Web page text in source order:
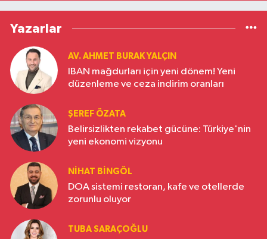
Yazarlar
AV. AHMET BURAK YALÇIN
IBAN mağdurları için yeni dönem! Yeni
düzenleme ve ceza indirim oranları
ŞEREF ÖZATA
Belirsizlikten rekabet gücüne: Türkiye'nin
yeni ekonomi vizyonu
NIHAT BINGÖL
DOA sistemi restoran, kafe ve otellerde
zorunlu oluyor
TUBA SARAÇOĞLU